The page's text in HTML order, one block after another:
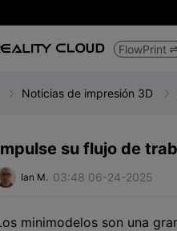
FlowPrint 
Noticias de impresión 3D
su flujo de
Ian M. 03:48 06-24-2025
minimodelos son una